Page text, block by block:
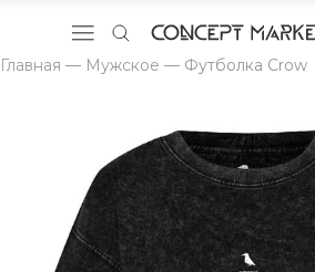
Главная — Мужское — Футболка Crow